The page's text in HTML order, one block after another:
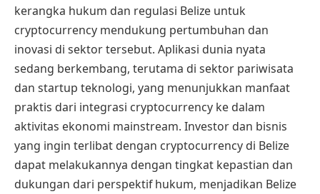
kerangka hukum dan regulasi Belize untuk
cryptocurrency mendukung pertumbuhan dan
inovasi di sektor tersebut. Aplikasi dunia nyata
sedang berkembang, terutama di sektor pariwisata
dan startup teknologi, yang menunjukkan manfaat
praktis dari integrasi cryptocurrency ke dalam
aktivitas ekonomi mainstream. Investor dan bisnis
yang ingin terlibat dengan cryptocurrency di Belize
dapat melakukannya dengan tingkat kepastian dan
dukungan dari perspektif hukum, menjadikan Belize